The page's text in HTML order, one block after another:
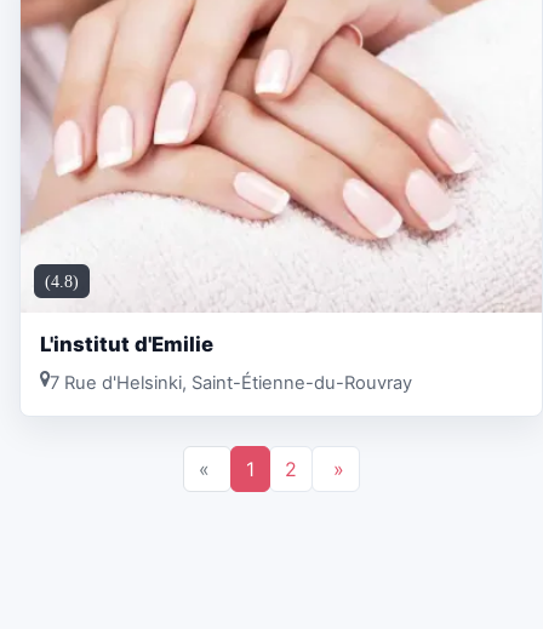
(4.8)
L'institut d'Emilie
7 Rue d'Helsinki, Saint-Étienne-du-Rouvray
« 1 2 »